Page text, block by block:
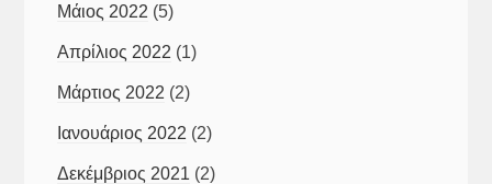
Μάιος 2022 (5)
Απρίλιος 2022 (1)
Μάρτιος 2022 (2)
Ιανουάριος 2022 (2)
Δεκέμβριος 2021 (2)